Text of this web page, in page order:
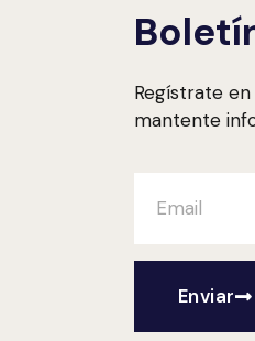
Regístrate
mantente
Enviar